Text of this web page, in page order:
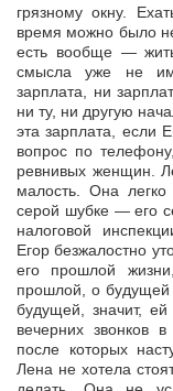
грязному окну.
время можно было
есть вообще —
смысла уже не
зарплата, ни
ни ту, ни другую
эта зарплата, если
вопрос по
ревнивых женщин.
малость. Она
серой шубке — его
налоговой
Егор безжалостно
его прошлой
прошлой, о
будущей, значит,
вечерних звонков
после которых
Лена не хотела